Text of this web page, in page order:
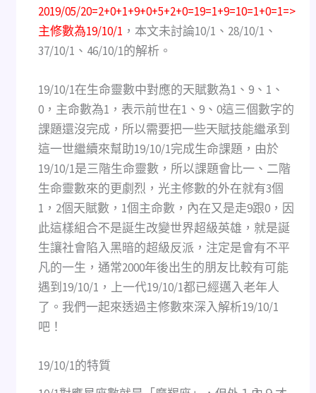
2019/05/20=2+0+1+9+0+5+2+0=19=1+9=10=1+0=1=>
主修數為19/10/1 ，本文未討論10/1、28/10/1、
37/10/1、46/10/1的解析。
19/10/1在生命靈數中對應的天賦數為1、9、1、
0，主命數為1，表示前世在1、9、0這三個數字的
課題還沒完成，所以需要把一些天賦技能繼承到
這一世繼續來幫助19/10/1完成生命課題，由於
19/10/1是三階生命靈數，所以課題會比一、二階
生命靈數來的更劇烈，光主修數的外在就有3個
1，2個天賦數，1個主命數，內在又是走9跟0，因
此這樣組合不是誕生改變世界超級英雄，就是誕
生讓社會陷入黑暗的超級反派，注定是會有不平
凡的一生，通常2000年後出生的朋友比較有可能
遇到19/10/1，上一代19/10/1都已經邁入老年人
了。我們一起來透過主修數來深入解析19/10/1
吧！
19/10/1的特質